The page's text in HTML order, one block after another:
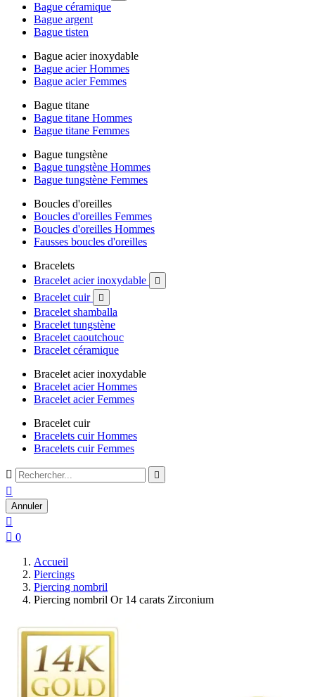
Bague céramique
Bague argent
Bague tisten
Bague acier inoxydable
Bague acier Hommes
Bague acier Femmes
Bague titane
Bague titane Hommes
Bague titane Femmes
Bague tungstène
Bague tungstène Hommes
Bague tungstène Femmes
Boucles d'oreilles
Boucles d'oreilles Femmes
Boucles d'oreilles Hommes
Fausses boucles d'oreilles
Bracelets
Bracelet acier inoxydable

Bracelet cuir 
Bracelet shamballa
Bracelet tungstène
Bracelet caoutchouc
Bracelet céramique
Bracelet acier inoxydable
Bracelet acier Hommes
Bracelet acier Femmes
Bracelet cuir
Bracelets cuir Hommes
Bracelets cuir Femmes
 

Annuler

 0
Accueil
Piercings
Piercing nombril
Piercing nombril Or 14 carats Zirconium